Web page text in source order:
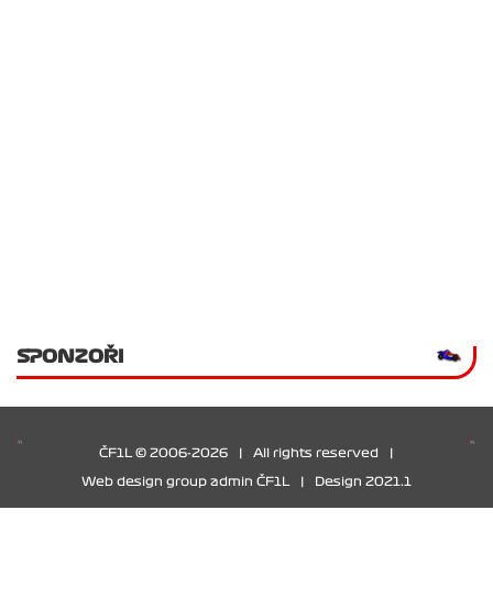
SPONZOŘI
ČF1L © 2006-2026 All rights reserved
Web design group admin ČF1L Design 2021.1